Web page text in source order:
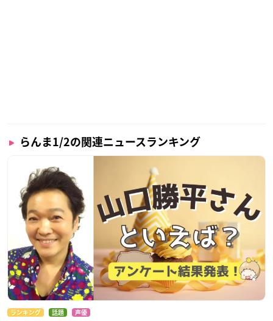
らんま1/2の関連ニュースランキング
ランキング 話題 声優